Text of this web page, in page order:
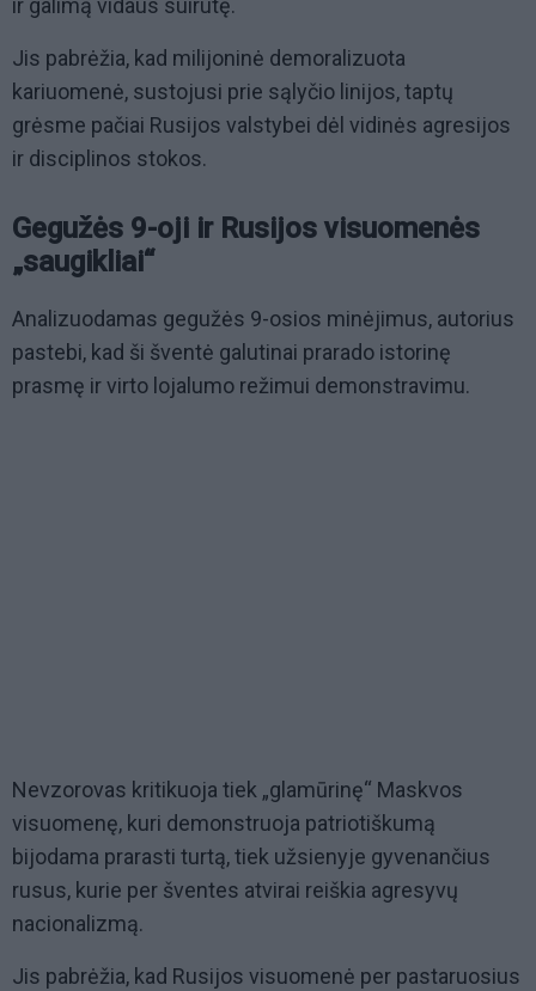
ir galimą vidaus suirutę.
Jis pabrėžia, kad milijoninė demoralizuota
kariuomenė, sustojusi prie sąlyčio linijos, taptų
grėsme pačiai Rusijos valstybei dėl vidinės agresijos
ir disciplinos stokos.
Gegužės 9-oji ir Rusijos visuomenės
„saugikliai“
Analizuodamas gegužės 9-osios minėjimus, autorius
pastebi, kad ši šventė galutinai prarado istorinę
prasmę ir virto lojalumo režimui demonstravimu.
Nevzorovas kritikuoja tiek „glamūrinę“ Maskvos
visuomenę, kuri demonstruoja patriotiškumą
bijodama prarasti turtą, tiek užsienyje gyvenančius
rusus, kurie per šventes atvirai reiškia agresyvų
nacionalizmą.
Jis pabrėžia, kad Rusijos visuomenė per pastaruosius